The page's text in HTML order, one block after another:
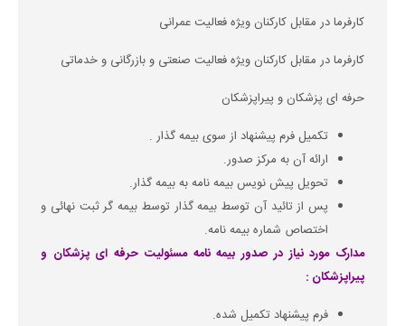
کارفرما در مقابل کارکنان ویژه فعالیت عمرانی
کارفرما در مقابل کارکنان ویژه فعالیت صنعتی و بازرگانی و خدماتی
حرفه ای پزشکان و پیراپزشکان
تکمیل فرم پیشنهاد از سوی بیمه گذار .
ارائه آن به مرکز صدور.
تحویل پیش نویس بیمه نامه به بیمه گذار.
پس از تائید آن توسط بیمه گذار توسط بیمه گر ثبت نهائی و
اختصاص شماره بیمه نامه.
مدارک مورد نیاز در صدور بیمه نامه مسئولیت حرفه ای پزشکان و
پیراپزشکان :
فرم پیشنهاد تکمیل شده.